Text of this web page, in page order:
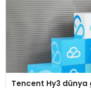
Tencent Hy3 dünya